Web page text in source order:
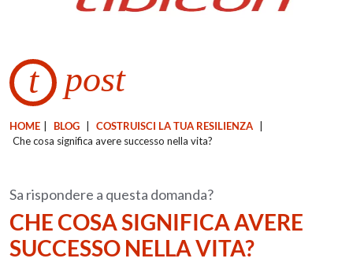
t post
HOME BLOG COSTRUISCI LA TUA RESILIENZA
Che cosa significa avere successo nella vita?
Sa rispondere a questa domanda?
CHE COSA SIGNIFICA AVERE
SUCCESSO NELLA VITA?